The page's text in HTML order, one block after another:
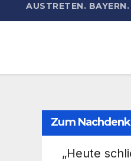
AUSTRETEN. BAYERN.
Zum
„Heute